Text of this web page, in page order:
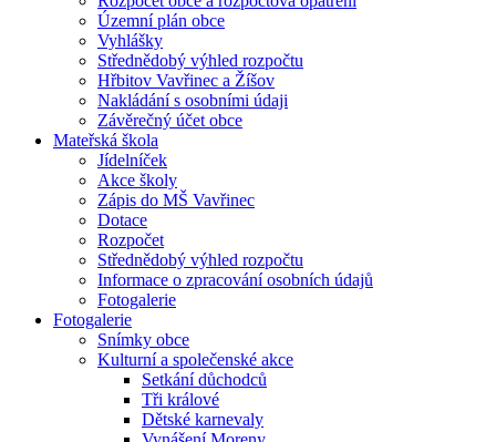
Územní plán obce
Vyhlášky
Střednědobý výhled rozpočtu
Hřbitov Vavřinec a Žíšov
Nakládání s osobními údaji
Závěrečný účet obce
Mateřská škola
Jídelníček
Akce školy
​​​​​​​Zápis do MŠ Vavřinec
Dotace
Rozpočet
Střednědobý výhled rozpočtu
Informace o zpracování osobních údajů
Fotogalerie
Fotogalerie
Snímky obce
Kulturní a společenské akce
Setkání důchodců
Tři králové
Dětské karnevaly